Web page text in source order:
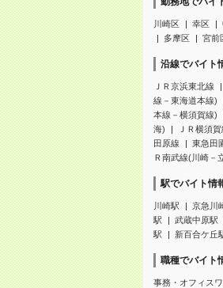
川崎区 幸区
多摩区
宮前
沿線でバイト
ＪＲ京浜東北線
線－東海道本線)
本線－横須賀線)
海)
ＪＲ横須賀
田原線
東急田
Ｒ南武線(川崎－
駅でバイト情
川崎駅 京急川
駅
武蔵中原駅
駅
新百合ケ丘
職種でバイト
事務・オフィス